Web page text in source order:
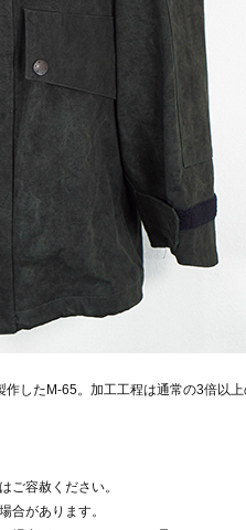
したM-65。加工工程は通常の3倍以
ご容赦ください。
合があります。